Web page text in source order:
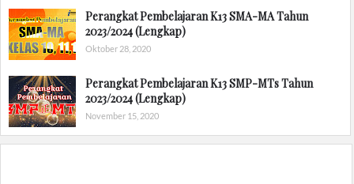
Perangkat Pembelajaran K13 SMA-MA Tahun
2023/2024 (Lengkap)
Oktober 28, 2020
Perangkat Pembelajaran K13 SMP-MTs Tahun
2023/2024 (Lengkap)
November 15, 2020